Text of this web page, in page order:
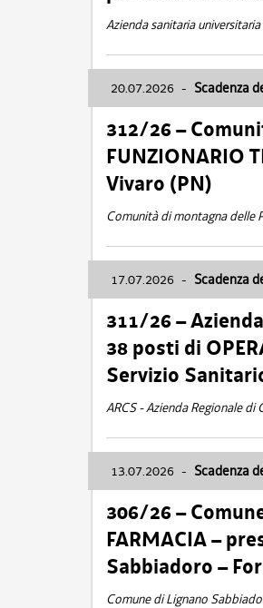
Azienda sanitaria
20.07.2026 - Scadenza
312/26 –
FUNZIONARIO
Vivaro (PN)
Comunità di montagna delle
17.07.2026 - Scadenza
311/26 –
38 posti di
Servizio
ARCS - Azienda Regionale
13.07.2026 - Scadenza
306/26 –
FARMACIA –
Sabbiadoro –
Comune di Lignano